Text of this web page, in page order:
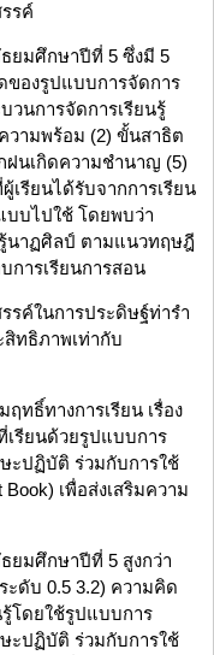
รค์
ยมศึกษาปีที่ 5 ซึ่งมี 5
ของรูปแบบการจัดการ
วนการจัดการเรียนรู้
วามพร้อม (2) ขั้นสาธิต
นเกิดความชำนาญ (5)
เรียนได้รับจากการเรียน
บบไปใช้ โดยพบว่า
นาฏศิลป์ ตามแนวทฤษฎี
การเรียนการสอน
รค์ในการประดิษฐ์ท่ารำ
ทธิภาพเท่ากับ
ทธิ์ทางการเรียน เรื่อง
เรียนด้วยรูปแบบการ
ะปฏิบัติ ร่วมกับการใช้
เพื่อส่งเสริมความ
ยมศึกษาปีที่ 5 สูงกว่า
ดับ 0.5 3.2) ความคิด
รู้โดยใช้รูปแบบการ
ะปฏิบัติ ร่วมกับการใช้